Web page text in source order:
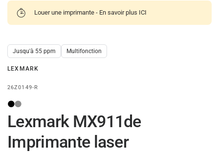
Louer une imprimante - En savoir plus ICI
Jusqu'à 55 ppm Multifonction
LEXMARK
26Z0149-R
Lexmark MX911de
Imprimante laser